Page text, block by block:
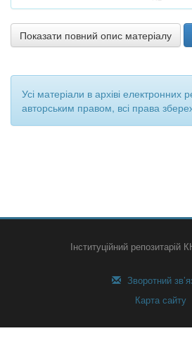
Показати повний опис матеріалу
Усі матеріали в архіві електронних
авторським правом, всі права
Інституційний
Зворотний
Карта сайту